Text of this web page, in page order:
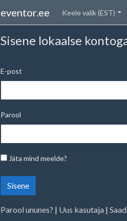
eventor.ee Keele valik (EST)
Sisene lokaalse
E-post
Parool
Jäta mind meelde?
Sisene
Parool ununes? | Uus kasutaja |